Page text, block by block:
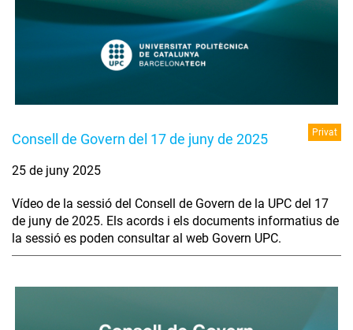
Consell de Govern del 17 de juny de 2025 Privat
25 de juny 2025
Vídeo de la sessió del Consell de Govern de la UPC del 17
de juny de 2025. Els acords i els documents informatius de
la sessió es poden consultar al web Govern UPC.